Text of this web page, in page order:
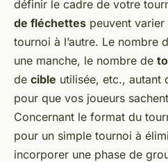
définir le cadre de votre
de fléchettes peuvent varier
tournoi à l’autre. Le nombre
une manche, le nombre de
de cible utilisée, etc., autant
pour que vos joueurs
Concernant le format du
pour un simple tournoi à
incorporer une phase de